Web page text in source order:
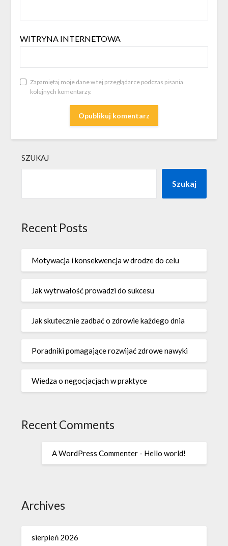
WITRYNA INTERNETOWA
Zapamiętaj moje dane w tej przeglądarce podczas pisania
kolejnych komentarzy.
SZUKAJ
Szukaj
Recent Posts
Motywacja i konsekwencja w drodze do celu
Jak wytrwałość prowadzi do sukcesu
Jak skutecznie zadbać o zdrowie każdego dnia
Poradniki pomagające rozwijać zdrowe nawyki
Wiedza o negocjacjach w praktyce
Recent Comments
A WordPress Commenter - Hello world!
Archives
sierpień 2026